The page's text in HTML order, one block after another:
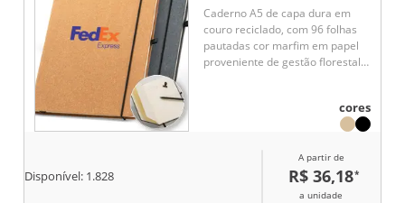
Caderno A5 de capa dura em
couro reciclado, com 96 folhas
pautadas cor marfim em papel
proveniente de gestão florestal
elástico e fita separadora em
preto. Contém bolso interior.
cartão. 140 x 210 mm
cores
Disponível: 1.828
A partir de
R$ 36,18*
a unidade